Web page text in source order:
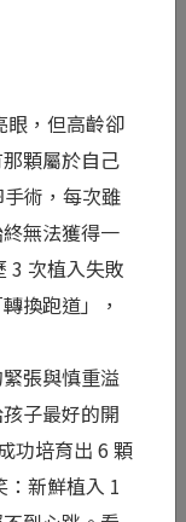
眼，但高齡卻
顆屬於自己
術，每次雖
無法獲得一
3 次植入失敗
換跑道」，
張與慎重溢
子最好的開
功培育出 6 顆
新鮮植入 1